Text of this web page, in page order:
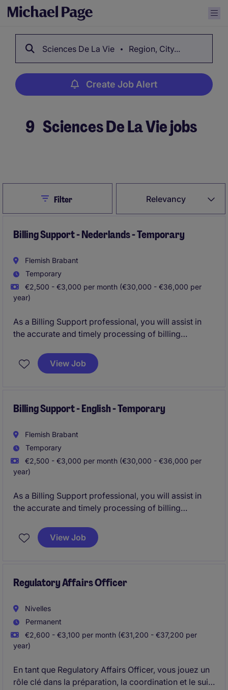
Sciences De La Vie Region, City...
Create Job Alert
9 Sciences De La Vie jobs
Relevancy
CloseFilter
Billing Support - Nederlands - Temporary
Flemish Brabant
Temporary
€2,500 - €3,000 per month (€30,000 - €36,000 per
year)
As a Billing Support professional, you will assist in
the accurate and timely processing of billing
department. This role is essential to ensuring
compliance and efficiency in the life science industry.
View Job
Billing Support - English - Temporary
Flemish Brabant
Temporary
€2,500 - €3,000 per month (€30,000 - €36,000 per
year)
As a Billing Support professional, you will assist in
the accurate and timely processing of billing
department. This role is essential to ensuring
compliance and efficiency in the life science industry.
View Job
Regulatory Affairs Officer
Nivelles
Permanent
€2,600 - €3,100 per month (€31,200 - €37,200 per
year)
En tant que Regulatory Affairs Officer, vous jouez un
rôle clé dans la préparation, la coordination et le suivi